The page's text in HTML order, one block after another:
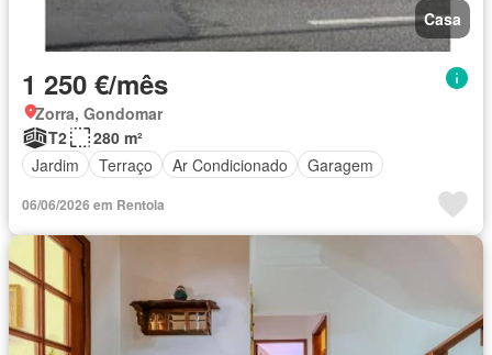
Casa
1 250 €/mês
Zorra, Gondomar
T2
280 m²
Jardim
Terraço Ar Condicionado Garagem
06/06/2026 em Rentola